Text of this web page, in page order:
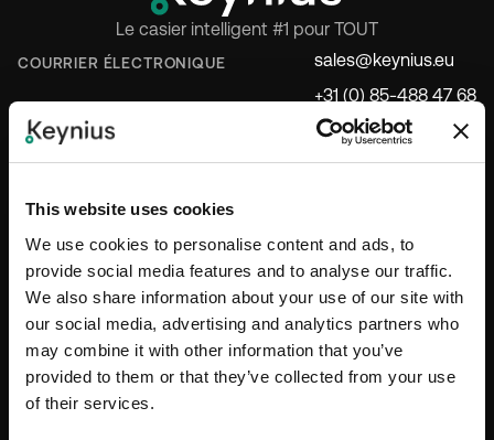
This website uses cookies
We use cookies to personalise content and ads, to
provide social media features and to analyse our traffic.
We also share information about your use of our site with
our social media, advertising and analytics partners who
may combine it with other information that you’ve
provided to them or that they’ve collected from your use
of their services.
Le casier intelligent #1 pour TOUT
COURRIER ÉLECTRONIQUE
sales@keynius.eu
+31 (0) 85-488 47 68
CONTACTER LE SERVICE
support@keynius.eu
+31 (0) 85-4891335
SECTEURS
Espace de travail d'entreprise
Éducation